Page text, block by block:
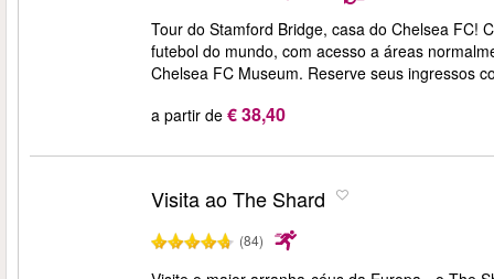
Tour do Stamford Bridge, casa do Chelsea FC!
futebol do mundo, com acesso a áreas
Chelsea FC Museum. Reserve seus ingressos
a partir de € 38,40
Visita ao The Shard
(84)